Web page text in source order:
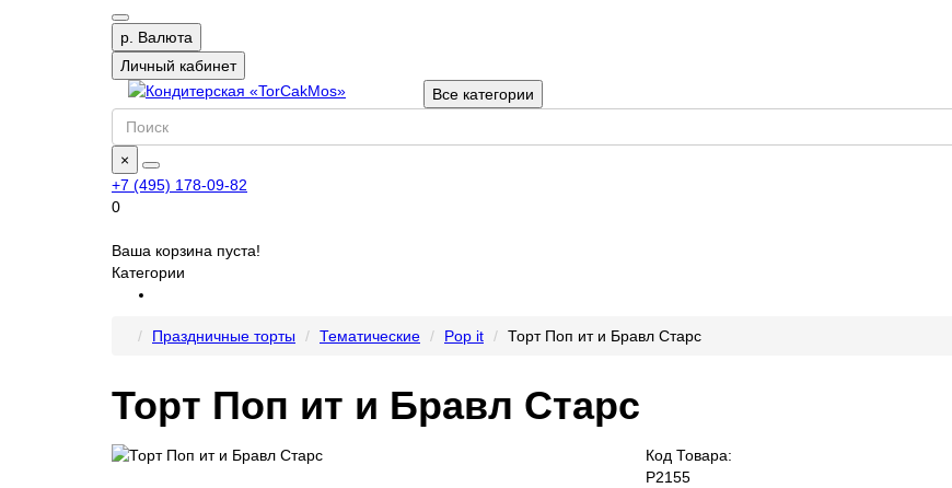
р. Валюта
Личный кабинет
Все категории
×
+7 (495) 178-09-82
0
Ваша корзина пуста!
Категории
Праздничные торты Тематические Pop it Торт Поп ит и Бравл Старс
Торт Поп ит и Бравл Старс
Код Товара:
P2155